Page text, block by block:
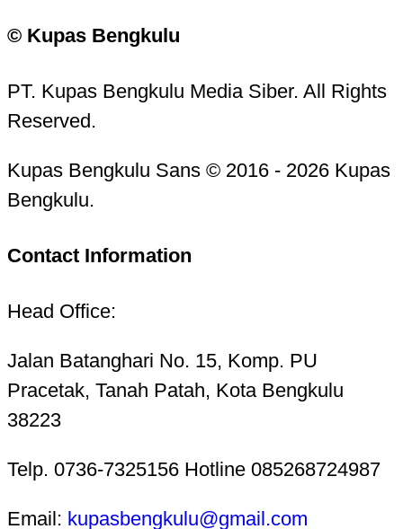
© Kupas Bengkulu
PT. Kupas Bengkulu Media Siber. All Rights
Reserved.
Kupas Bengkulu Sans © 2016 - 2026 Kupas
Bengkulu.
Contact Information
Head Office:
Jalan Batanghari No. 15, Komp. PU
Pracetak, Tanah Patah, Kota Bengkulu
38223
Telp. 0736-7325156 Hotline 085268724987
Email: kupasbengkulu@gmail.com